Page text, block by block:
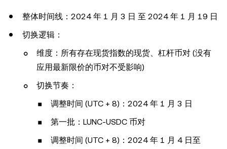
整体时间线：2024 年 1 月 3 日 至 2024 年 1 月 19 日
切换逻辑：
维度：所有存在现货指数的现货、杠杆币对 (没有
应用最新限价的币对不受影响)
切换节奏：
调整时间 (UTC + 8)：2024 年 1 月 3 日
第一批：LUNC-USDC 币对
调整时间 (UTC + 8)：2024 年 1 月 4 日至